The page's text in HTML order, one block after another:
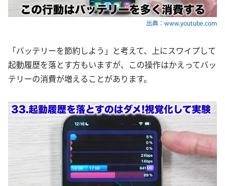
出典：www.youtube.com
「バッテリーを節約しよう」と考えて、上にスワイプして
起動履歴を落とす方もいますが、この操作はかえってバッ
テリーの消費が増えることがあります。